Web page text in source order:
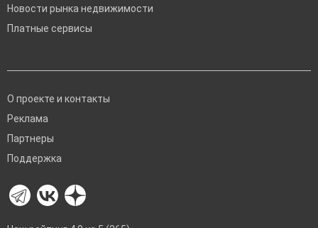
Новости рынка недвижимости
Платные сервисы
О проекте и контакты
Реклама
Партнеры
Поддержка